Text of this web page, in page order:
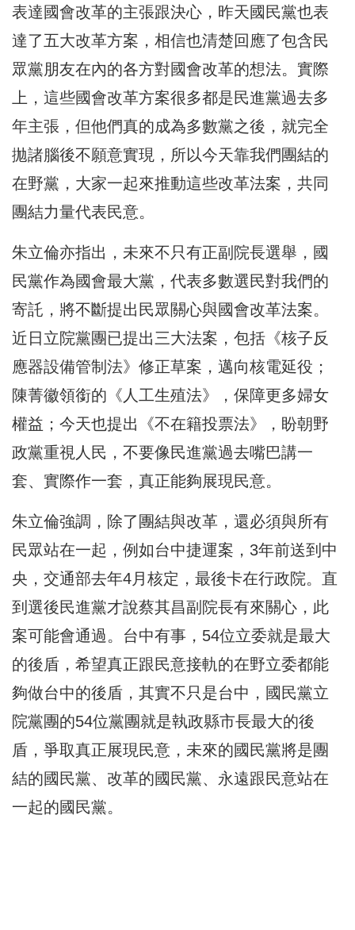
表達國會改革的主張跟決心，昨天國民黨也表
達了五大改革方案，相信也清楚回應了包含民
眾黨朋友在內的各方對國會改革的想法。實際
上，這些國會改革方案很多都是民進黨過去多
年主張，但他們真的成為多數黨之後，就完全
拋諸腦後不願意實現，所以今天靠我們團結的
在野黨，大家一起來推動這些改革法案，共同
團結力量代表民意。
朱立倫亦指出，未來不只有正副院長選舉，國
民黨作為國會最大黨，代表多數選民對我們的
寄託，將不斷提出民眾關心與國會改革法案。
近日立院黨團已提出三大法案，包括《核子反
應器設備管制法》修正草案，邁向核電延役；
陳菁徽領銜的《人工生殖法》，保障更多婦女
權益；今天也提出《不在籍投票法》，盼朝野
政黨重視人民，不要像民進黨過去嘴巴講一
套、實際作一套，真正能夠展現民意。
朱立倫強調，除了團結與改革，還必須與所有
民眾站在一起，例如台中捷運案，3年前送到中
央，交通部去年4月核定，最後卡在行政院。直
到選後民進黨才說蔡其昌副院長有來關心，此
案可能會通過。台中有事，54位立委就是最大
的後盾，希望真正跟民意接軌的在野立委都能
夠做台中的後盾，其實不只是台中，國民黨立
院黨團的54位黨團就是執政縣市長最大的後
盾，爭取真正展現民意，未來的國民黨將是團
結的國民黨、改革的國民黨、永遠跟民意站在
一起的國民黨。